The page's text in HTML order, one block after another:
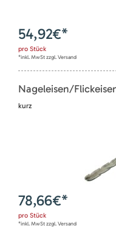
54,92€*
pro Stück
*inkl. MwSt zzgl. Versand
Nageleisen/
kurz
78,66€*
pro Stück
*inkl. MwSt zzgl. Versand